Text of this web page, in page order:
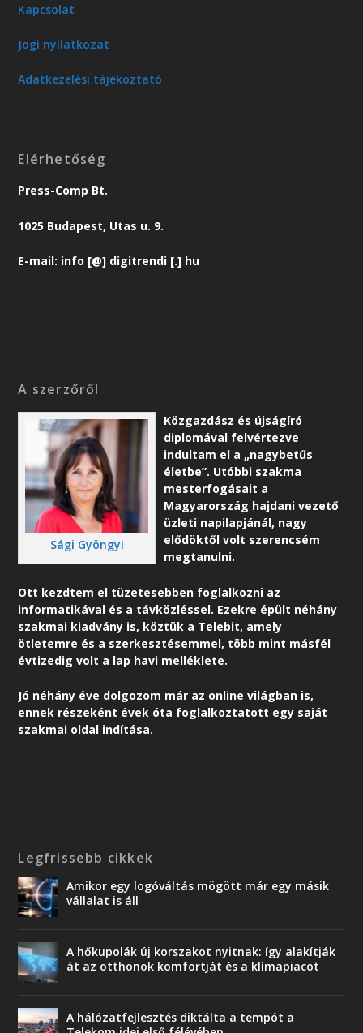
Kapcsolat
Jogi nyilatkozat
Adatkezelési tájékoztató
Elérhetőség
Press-Comp Bt.
1025 Budapest, Utas u. 9.
E-mail: info [@] digitrendi [.] hu
A szerzőről
Sági Gyöngyi
Közgazdász és újságíró
diplomával felvértezve
indultam el a „nagybetűs
életbe”. Utóbbi szakma
mesterfogásait a
Magyarország hajdani vezető
üzleti napilapjánál, nagy
elődöktől volt szerencsém
megtanulni.
Ott kezdtem el tüzetesebben foglalkozni az
informatikával és a távközléssel. Ezekre épült néhány
szakmai kiadvány is, köztük a Telebit, amely
ötletemre és a szerkesztésemmel, több mint másfél
évtizedig volt a lap havi melléklete.
Jó néhány éve dolgozom már az online világban is,
ennek részeként évek óta foglalkoztatott egy saját
szakmai oldal indítása.
Legfrissebb cikkek
Amikor egy logóváltás mögött már egy másik
vállalat is áll
A hőkupolák új korszakot nyitnak: így alakítják
át az otthonok komfortját és a klímapiacot
A hálózatfejlesztés diktálta a tempót a